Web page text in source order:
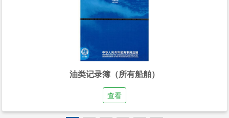
油类记录簿（所有船舶）
查看